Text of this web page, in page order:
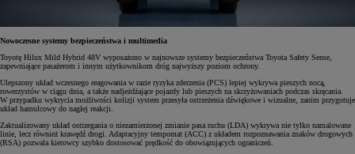
Nowoczesne systemy bezpieczeństwa i multimedia
Toyotę Hilux Mild Hybrid 48V wyposażono w najnowsze systemy bezpieczeństwa Toyota Safety Sense,
zapewniające pasażerom i innym użytkownikom dróg najwyższy poziom ochrony.
Ulepszony układ wczesnego reagowania w razie ryzyka zderzenia (PCS) lepiej wykrywa pieszych nocą,
rowerzystów w ciągu dnia, a także nadjeżdżające pojazdy lub pieszych na skrzyżowaniach podczas skręcania.
W przypadku wykrycia możliwości kolizji system przesyła ostrzeżenia dźwiękowe i wizualne, zanim przygotuje
układ hamulcowy do nagłej reakcji.
Zaktualizowany układ ostrzegania o niezamierzonej zmianie pasa ruchu (LDA) wykrywa nie tylko namalowane
linie, lecz również krawędź drogi. Adaptacyjny tempomat (ACC) z układem rozpoznawania znaków drogowych
(RSA) pozwala kierowcy szybko dostosować prędkość do obowiązujących ograniczeń.